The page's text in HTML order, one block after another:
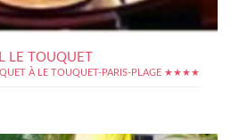
LE TOUQUET
À LE TOUQUET-PARIS-PLAGE ★★★★